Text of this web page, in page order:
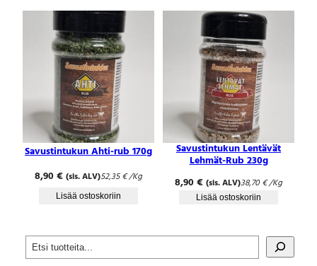
e
Savustintukun Ahti-rub 170g
8,90€ (sis. ALV)52,35€/Kg
Lisää ostoskoriin
Savustintukun Lentävät
Lehmät-Rub 230g
8,90€ (sis. ALV)38,70€/Kg
Lisää ostoskoriin